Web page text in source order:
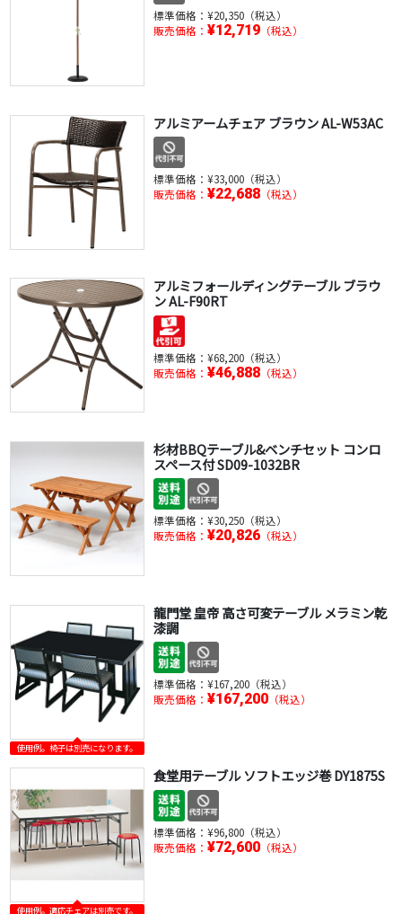
標準価格： ¥20,350（税込）
販売価格： ¥12,719（税込）
アルミアームチェア ブラウン AL-W53AC
標準価格： ¥33,000（税込）
販売価格： ¥22,688（税込）
アルミフォールディングテーブル ブラウ
ン AL-F90RT
標準価格： ¥68,200（税込）
販売価格： ¥46,888（税込）
杉材BBQテーブル&ベンチセット コンロ
スペース付 SD09-1032BR
標準価格： ¥30,250（税込）
販売価格： ¥20,826（税込）
使用例。椅子は別売になります。
龍門堂 皇帝 高さ可変テーブル メラミン乾
漆調
標準価格： ¥167,200（税込）
販売価格： ¥167,200（税込）
使用例。適応チェアは別売です。
食堂用テーブル ソフトエッジ巻 DY1875S
標準価格： ¥96,800（税込）
販売価格： ¥72,600（税込）